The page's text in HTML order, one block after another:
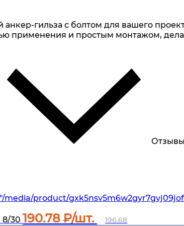
гильза с болтом для вашего
применения и простым монтажом,
Отзывы
media/product/
8/30 190.78₽/шт. 196.68